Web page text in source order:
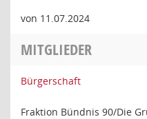
von 11.07.2024
MITGLIEDER
Bürgerschaft
Fraktion Bündnis 90/Die